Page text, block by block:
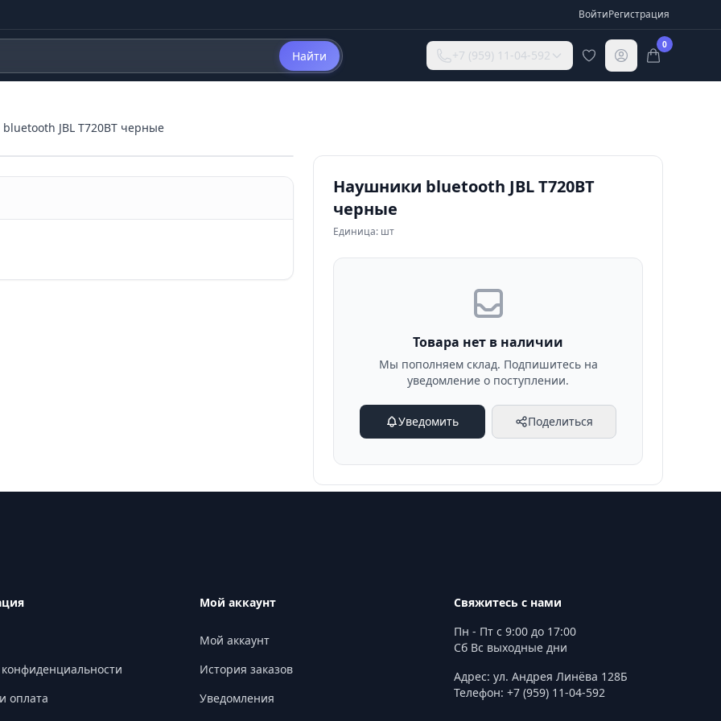
ВойтиРегистрация
Найти +7 (959) 11-04-592
0
JBL T720BT черные
Наушники bluetooth JBL T720BT
черные
Единица: шт
Товара нет в наличии
Мы пополняем склад. Подпишитесь на
уведомление о поступлении.
Уведомить Поделиться
оплата
Мой аккаунт
Мой аккаунт
История заказов
Уведомления
Свяжитесь с нами
Пн - Пт с 9:00 до 17:00
Сб Вс выходные дни
Адрес: ул. Андрея Линёва 128Б
Телефон: +7 (959) 11-04-592